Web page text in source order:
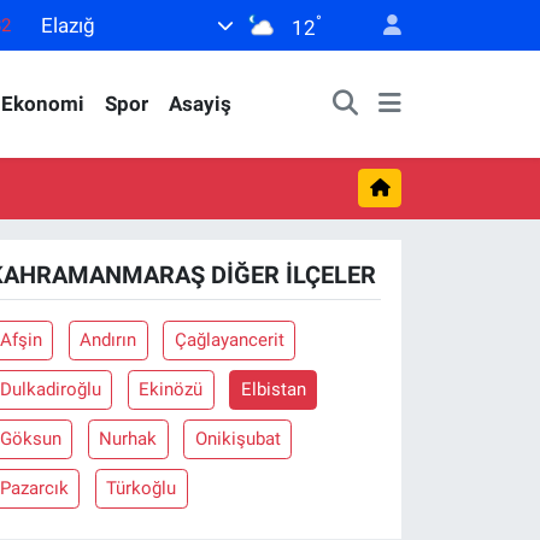
Elazığ 12°
Ekonomi Spor Asayiş
DIĞER İLÇELER
Afşin Andırın Çağlayancerit
Dulkadiroğlu Ekinözü Elbistan
Göksun Nurhak Onikişubat
Pazarcık Türkoğlu